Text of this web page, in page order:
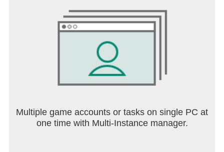
Multiple game accounts or tasks on single PC at
one time with Multi-Instance manager.